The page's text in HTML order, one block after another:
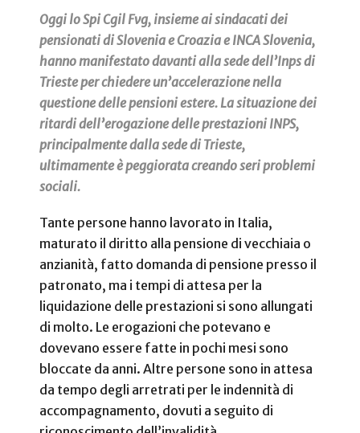
Oggi lo Spi Cgil Fvg, insieme ai sindacati dei
pensionati di Slovenia e Croazia e INCA Slovenia,
hanno manifestato davanti alla sede dell’Inps di
Trieste per chiedere un’accelerazione nella
questione delle pensioni estere. La situazione dei
ritardi dell’erogazione delle prestazioni INPS,
principalmente dalla sede di Trieste,
ultimamente è peggiorata creando seri problemi
sociali.
Tante persone hanno lavorato in Italia,
maturato il diritto alla pensione di vecchiaia o
anzianità, fatto domanda di pensione presso il
patronato, ma i tempi di attesa per la
liquidazione delle prestazioni si sono allungati
di molto. Le erogazioni che potevano e
dovevano essere fatte in pochi mesi sono
bloccate da anni. Altre persone sono in attesa
da tempo degli arretrati per le indennità di
accompagnamento, dovuti a seguito di